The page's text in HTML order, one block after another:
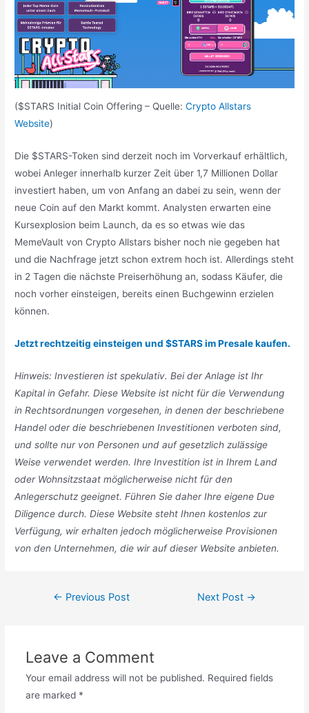
($STARS Initial Coin Offering – Quelle:Crypto Allstars
Website)
Die $STARS-Token sind derzeit noch im Vorverkauf erhältlich,
wobei Anleger innerhalb kurzer Zeit über 1,7 Millionen Dollar
investiert haben, um von Anfang an dabei zu sein, wenn der
neue Coin auf den Markt kommt. Analysten erwarten eine
Kursexplosion beim Launch, da es so etwas wie das
MemeVault von Crypto Allstars bisher noch nie gegeben hat
und die Nachfrage jetzt schon extrem hoch ist. Allerdings steht
in 2 Tagen die nächste Preiserhöhung an, sodass Käufer, die
noch vorher einsteigen, bereits einen Buchgewinn erzielen
können.
Jetzt rechtzeitig einsteigen und $STARS im Presale kaufen.
Hinweis: Investieren ist spekulativ. Bei der Anlage ist Ihr
Kapital in Gefahr. Diese Website ist nicht für die Verwendung
in Rechtsordnungen vorgesehen, in denen der beschriebene
Handel oder die beschriebenen Investitionen verboten sind,
und sollte nur von Personen und auf gesetzlich zulässige
Weise verwendet werden. Ihre Investition ist in Ihrem Land
oder Wohnsitzstaat möglicherweise nicht für den
Anlegerschutz geeignet. Führen Sie daher Ihre eigene Due
Diligence durch. Diese Website steht Ihnen kostenlos zur
Verfügung, wir erhalten jedoch möglicherweise Provisionen
von den Unternehmen, die wir auf dieser Website anbieten.
Post← Previous Post Next Post →
Leave a Comment
Your email address will not be published. Required fields
are marked *